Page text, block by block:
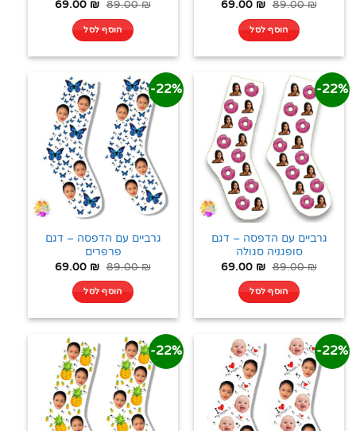
89.00₪
69.00 ₪
הוסף לסל
89.00₪
69.00 ₪
הוסף לסל
22%-
גרביים עם הדפסה – דגם
סופגניה סגולה
89.00₪
69.00 ₪
הוסף לסל
22%-
גרביים עם הדפסה – דגם
פרפרים
89.00₪
69.00 ₪
הוסף לסל
22%-
22%-